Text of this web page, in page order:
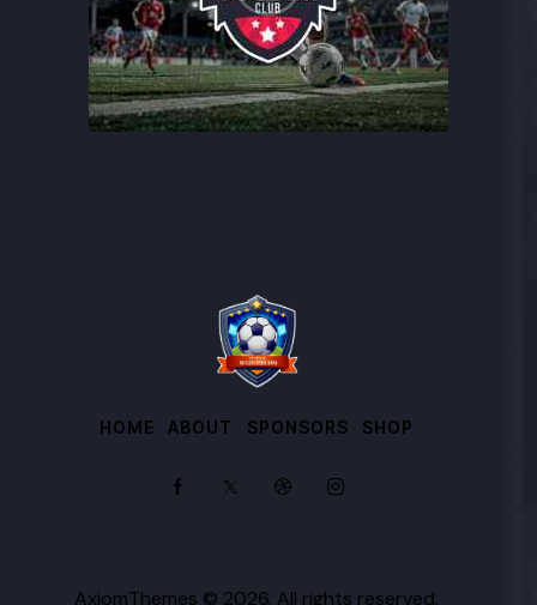
HOME ABOUT SPONSORS SHOP
AxiomThemes © 2026. All rights reserved.